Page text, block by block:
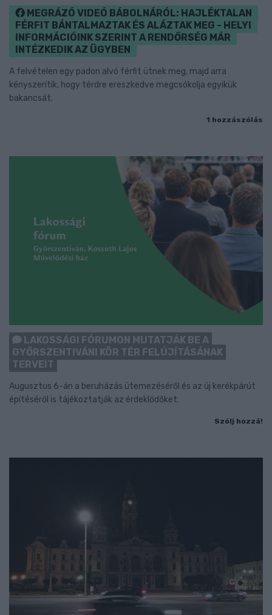
MEGRÁZÓ VIDEÓ BÁBOLNÁRÓL: HAJLÉKTALAN
FÉRFIT BÁNTALMAZTAK ÉS ALÁZTAK MEG - HELYI
INFORMÁCIÓINK SZERINT A RENDŐRSÉG MÁR
INTÉZKEDIK AZ ÜGYBEN
A felvételen egy padon alvó férfit ütnek meg, majd arra
kényszerítik, hogy térdre ereszkedve megcsókolja egyikük
bakancsát.
1 hozzászólás
LAKOSSÁGI FÓRUMON MUTATJÁK BE A
GYŐRSZENTIVÁNI KÖR TÉR FELÚJÍTÁSÁNAK
TERVEIT
Augusztus 6-án a beruházás ütemezéséről és az új kerékpárút
építéséről is tájékoztatják az érdeklődőket.
Szólj hozzá!